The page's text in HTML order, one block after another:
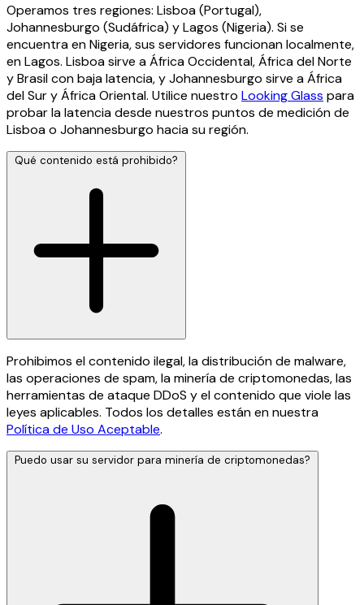
Operamos tres regiones: Lisboa (Portugal),
Johannesburgo (Sudáfrica) y Lagos (Nigeria). Si se
encuentra en Nigeria, sus servidores funcionan localmente,
en Lagos. Lisboa sirve a África Occidental, África del Norte
y Brasil con baja latencia, y Johannesburgo sirve a África
del Sur y África Oriental. Utilice nuestro Looking Glass para
probar la latencia desde nuestros puntos de medición de
Lisboa o Johannesburgo hacia su región.
Qué contenido está prohibido?
Prohibimos el contenido ilegal, la distribución de malware,
las operaciones de spam, la minería de criptomonedas, las
herramientas de ataque DDoS y el contenido que viole las
leyes aplicables. Todos los detalles están en nuestra
Política de Uso Aceptable.
Puedo usar su servidor para minería de criptomonedas?